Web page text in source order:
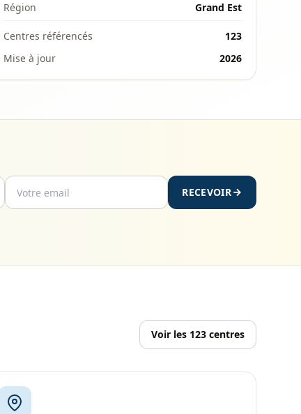
Région Grand Est
Centres référencés
123
Mise à jour
2026
RECEVOIR
Voir les 123 centres